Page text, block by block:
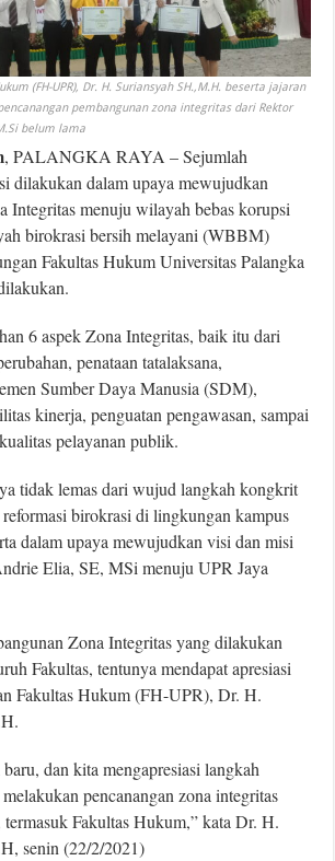
(FH-UPR), Dr. H. Suriansyah SH.,M.H. beserta jajaran
pembangunan zona integritas dari Rektor
belum lama
, PALANGKA RAYA – Sejumlah
dilakukan dalam upaya mewujudkan
Integritas menuju wilayah bebas korupsi
birokrasi bersih melayani (WBBM)
Fakultas Hukum Universitas Palangka
6 aspek Zona Integritas, baik itu dari
penataan tatalaksana,
Sumber Daya Manusia (SDM),
kinerja, penguatan pengawasan, sampai
pelayanan publik.
tidak lemas dari wujud langkah kongkrit
reformasi birokrasi di lingkungan kampus
dalam upaya mewujudkan visi dan misi
Elia, SE, MSi menuju UPR Jaya
Zona Integritas yang dilakukan
Fakultas, tentunya mendapat apresiasi
Fakultas Hukum (FH-UPR), Dr. H.
dan kita mengapresiasi langkah
pencanangan zona integritas
termasuk Fakultas Hukum,” kata Dr. H.
senin (22/2/2021)